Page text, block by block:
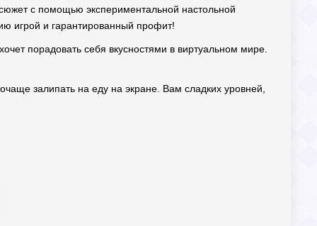
с помощью экспериментальной настольной
игрой и гарантированный профит!
порадовать себя вкусностями в виртуальном мире.
залипать на еду на экране. Вам сладких уровней,